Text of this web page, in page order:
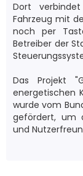
Dort
Fahrzeug mit
noch per
Betreiber der
Das Projekt
energetischen
wurde vom
gefördert, um
und